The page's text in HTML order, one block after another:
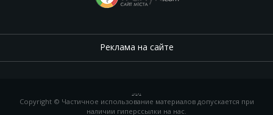
Реклама на сайте
, ,
Copyright © Частичное использование материалов допускается при
наличии гиперссылки на нас.